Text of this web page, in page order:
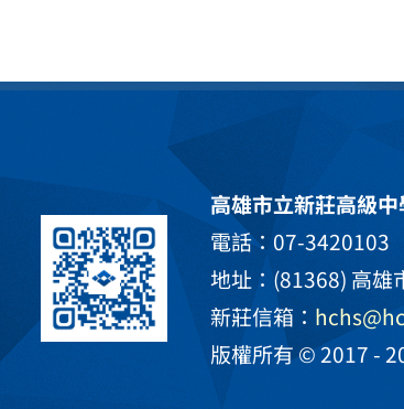
高雄市立新莊高級中
電話：07-3420103
地址：(81368) 高雄
新莊信箱：
版權所有 © 2017 -